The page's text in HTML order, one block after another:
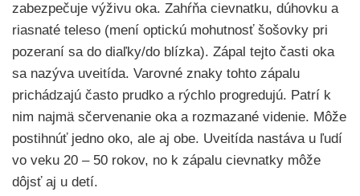
zabezpečuje výživu oka. Zahŕňa cievnatku, dúhovku a
riasnaté teleso (mení optickú mohutnosť šošovky pri
pozeraní sa do diaľky/do blízka). Zápal tejto časti oka
sa nazýva uveitída. Varovné znaky tohto zápalu
prichádzajú často prudko a rýchlo progredujú. Patrí k
nim najmä sčervenanie oka a rozmazané videnie. Môže
postihnúť jedno oko, ale aj obe. Uveitída nastáva u ľudí
vo veku 20 – 50 rokov, no k zápalu cievnatky môže
dôjsť aj u detí.